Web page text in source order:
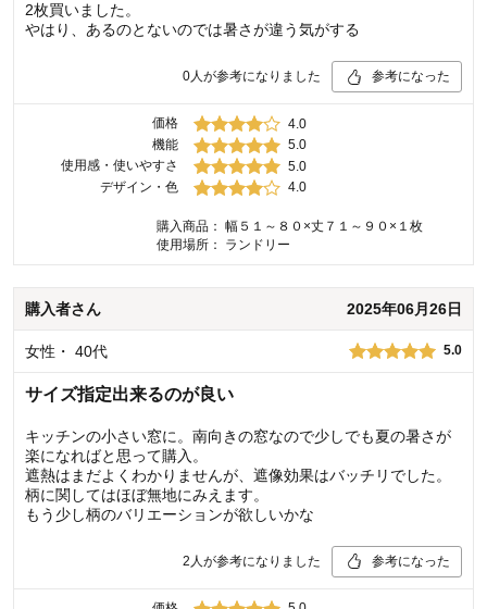
2枚買いました。
やはり、あるのとないのでは暑さが違う気がする
0人が参考になりました 参考になった
価格
4.0
機能
5.0
使用感・使いやすさ
5.0
デザイン・色
4.0
購入商品： 幅５１～８０×丈７１～９０×１枚
使用場所：
ランドリー
購入者さん 2025年06月26日
女性 ・ 40代 5.0
サイズ指定出来るのが良い
キッチンの小さい窓に。南向きの窓なので少しでも夏の暑さが
楽になればと思って購入。
遮熱はまだよくわかりませんが、遮像効果はバッチリでした。
柄に関してはほぼ無地にみえます。
もう少し柄のバリエーションが欲しいかな
2 人が参考になりました 参考になった